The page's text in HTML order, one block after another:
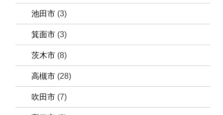
池田市 (3)
箕面市 (3)
茨木市 (8)
高槻市 (28)
吹田市 (7)